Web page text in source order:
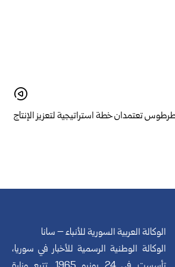
تعتمدان خطة استراتيجية لتعزيز الإنتاج
الوكالة العربية السورية للأنباء – سانا
الوكالة الوطنية الرسمية للأخبار في سوريا،